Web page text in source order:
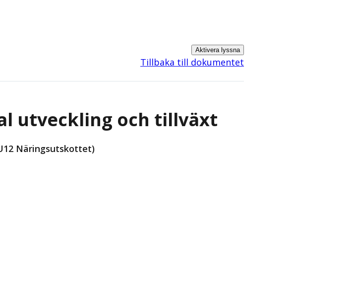
Aktivera lyssna
Tillbaka till dokumentet
utveckling och tillväxt
Näringsutskottet)